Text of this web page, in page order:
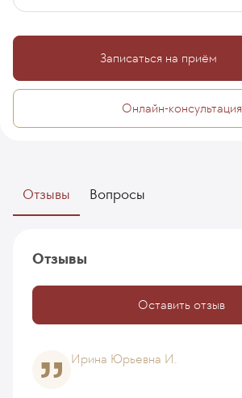
Записаться на приём
Онлайн-консультация
Отзывы Вопросы
Отзывы
Оставить отзыв
Ирина Юрьевна И.